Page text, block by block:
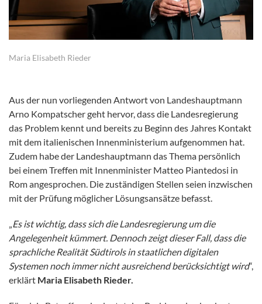
Maria Elisabeth Rieder
Aus der nun vorliegenden Antwort von Landeshauptmann
Arno Kompatscher geht hervor, dass die Landesregierung
das Problem kennt und bereits zu Beginn des Jahres Kontakt
mit dem italienischen Innenministerium aufgenommen hat.
Zudem habe der Landeshauptmann das Thema persönlich
bei einem Treffen mit Innenminister Matteo Piantedosi in
Rom angesprochen. Die zuständigen Stellen seien inzwischen
mit der Prüfung möglicher Lösungsansätze befasst.
„Es ist wichtig, dass sich die Landesregierung um die
Angelegenheit kümmert. Dennoch zeigt dieser Fall, dass die
sprachliche Realität Südtirols in staatlichen digitalen
Systemen noch immer nicht ausreichend berücksichtigt wird“,
erklärt Maria Elisabeth Rieder.